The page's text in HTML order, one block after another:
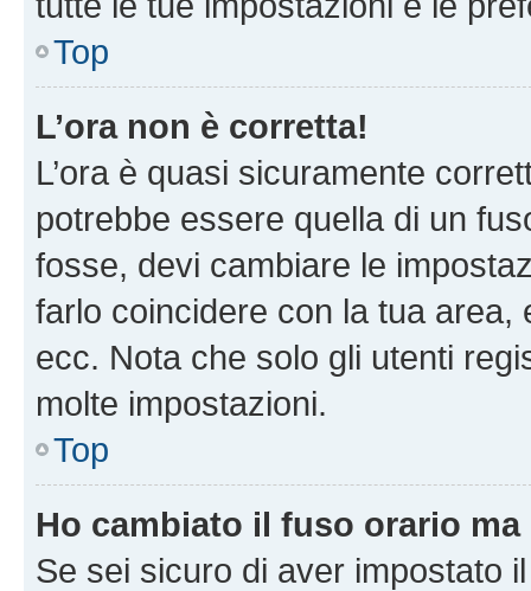
Top
L’ora non è corretta!
L’ora è quasi sicuramente
potrebbe essere quella di un
fosse, devi cambiare le
farlo coincidere con la tua area,
ecc. Nota che solo gli utenti
molte impostazioni.
Top
Ho cambiato il fuso orario ma
Se sei sicuro di aver impostato